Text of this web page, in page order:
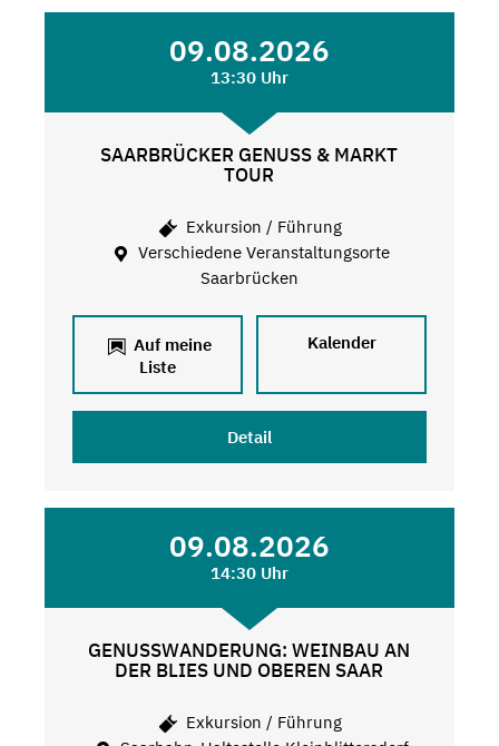
09.08.2026
13:30 Uhr
SAARBRÜCKER GENUSS & MARKT
TOUR
Exkursion / Führung
Verschiedene Veranstaltungsorte
Saarbrücken
Auf meine
Liste
Kalender
Detail
09.08.2026
14:30 Uhr
GENUSSWANDERUNG: WEINBAU AN
DER BLIES UND OBEREN SAAR
Exkursion / Führung